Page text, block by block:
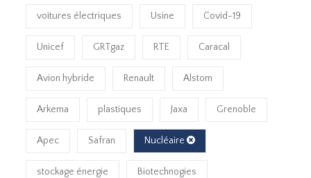
voitures électriques Usine Covid-19
Unicef GRTgaz RTE Caracal
Avion hybride Renault Alstom
Arkema plastiques Jaxa Grenoble
Apec Safran Nucléaire
stockage énergie Biotechnogies